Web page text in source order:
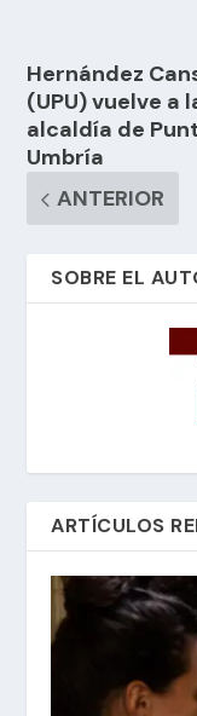
Hernández
(UPU) vuelve a
alcaldía de
Umbría
ANTERIOR
SOBRE EL
ARTÍCULOS